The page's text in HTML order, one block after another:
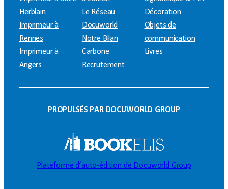
Herblain
Imprimeur à
Rennes
Imprimeur à
Angers
Le Réseau
Docuworld
Notre Bilan
Carbone
Recrutement
Décoration
Objets de
communication
Livres
PROPULSÉS PAR DOCUWORLD GROUP
Plateforme d’auto-édition de Docuworld Group